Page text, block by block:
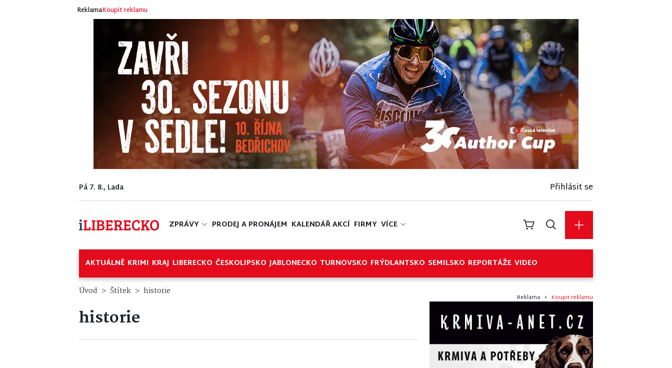
ReklamaKoupit reklamu
Pá 7. 8., Lada Přihlásit se
ZPRÁVY PRODEJ A PRONÁJEM KALENDÁŘ AKCÍ FIRMY VÍCE
AKTUÁLNĚ KRIMI KRAJ LIBERECKO ČESKOLIPSKO JABLONECKO TURNOVSKO FRÝDLANTSKO SEMILSKO REPORTÁŽE VIDEO
Úvod Štítek historie
historie
Reklama • Koupit reklamu